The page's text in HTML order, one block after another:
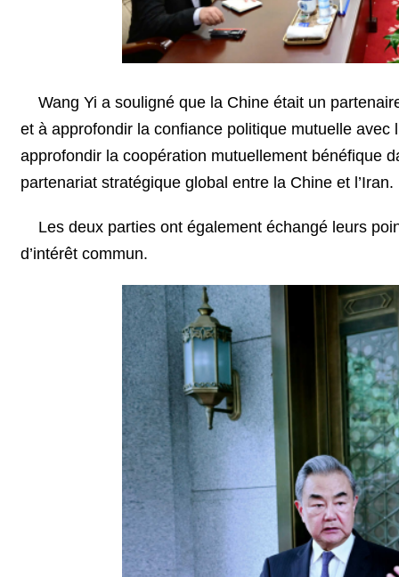
Wang Yi a souligné que la Chine était un
et à approfondir la confiance politique mutuelle
approfondir la coopération mutuellement bénéfique
partenariat stratégique global entre la Chine et l’Iran.
Les deux parties ont également échangé leurs
d’intérêt commun.